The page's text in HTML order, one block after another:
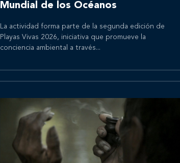
Nuestros servicios
Nuestros clientes
Novedades
Mundial de los Océanos
La actividad forma parte de la segunda edición de
Playas Vivas 2026, iniciativa que promueve la
conciencia ambiental a través...